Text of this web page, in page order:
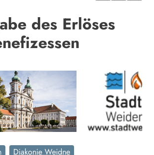
des Erlöses
Diakonie Weidne